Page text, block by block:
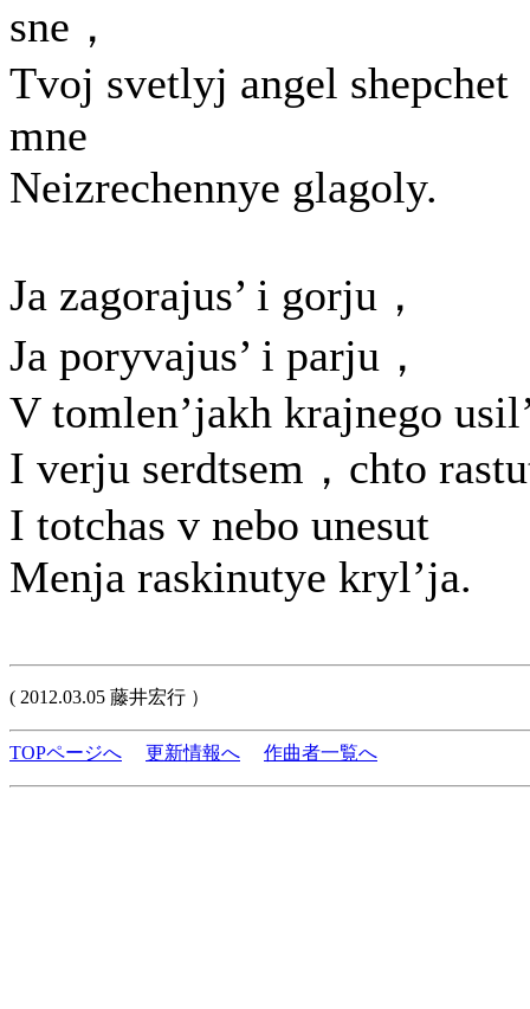
sne，
Tvoj svetlyj angel shepchet
mne
Neizrechennye glagoly.
Ja zagorajus’ i gorju，
Ja poryvajus’ i parju，
V tomlen’jakh krajnego
I verju serdtsem，chto
I totchas v nebo unesut
Menja raskinutye kryl’ja.
( 2012.03.05 藤井宏行 ）
TOPページへ 更新情報へ 作曲者一覧へ